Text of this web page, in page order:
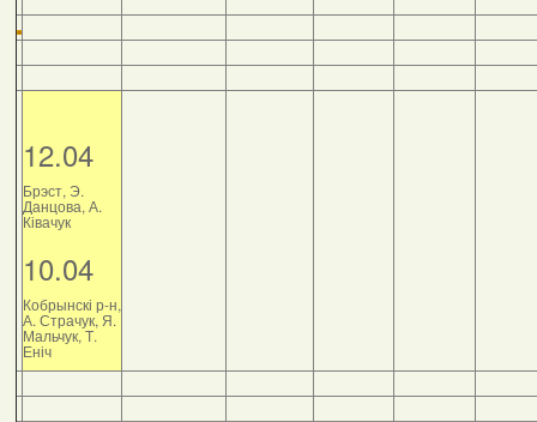
12.04
Брэст, Э.
Данцова, А.
Ківачук
10.04
Кобрынскі р-н,
А. Страчук, Я.
Мальчук, Т.
Еніч